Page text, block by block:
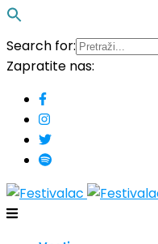
Search for:
Zapratite nas: